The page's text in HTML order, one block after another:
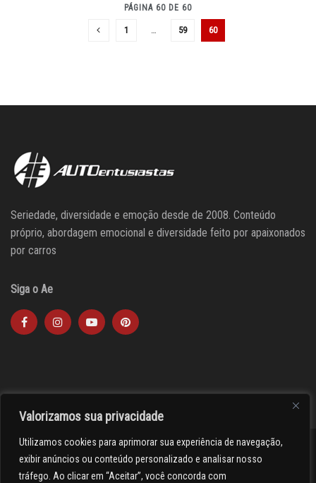
Valorizamos sua privacidade
Utilizamos cookies para aprimorar sua experiência de navegação,
exibir anúncios ou conteúdo personalizado e analisar nosso
tráfego. Ao clicar em “Aceitar”, você concorda com
PÁGINA 60 DE 60
1 … 59 60
Seriedade, diversidade e emoção desde de 2008. Conteúdo
próprio, abordagem emocional e diversidade feito por apaixonados
por carros
Siga o Ae
><(((º> 17